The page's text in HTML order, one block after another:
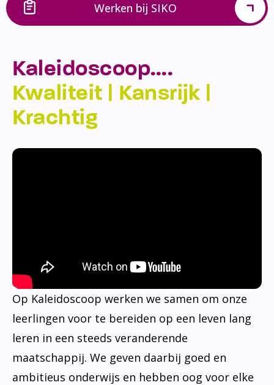
Werken bij SIKO
Kaleidoscoop….
Kwaliteit | Kansrijk |
Krachtig
Op Kaleidoscoop werken we samen om onze
leerlingen voor te bereiden op een leven lang
leren in een steeds veranderende
maatschappij. We geven daarbij goed en
ambitieus onderwijs en hebben oog voor elke